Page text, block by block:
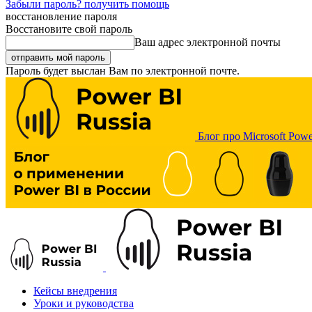
Забыли пароль? получить помощь
восстановление пароля
Восстановите свой пароль
Ваш адрес электронной почты
Пароль будет выслан Вам по электронной почте.
Блог про Microsoft
Кейсы внедрения
Уроки и руководства